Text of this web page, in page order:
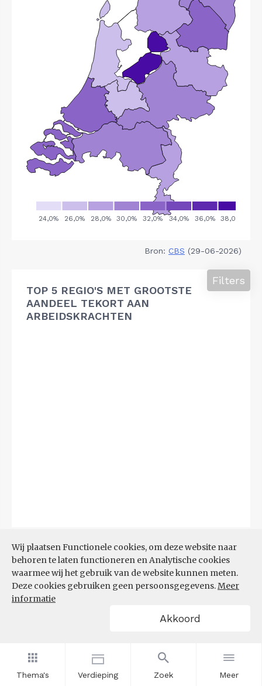
Thema's Verdieping Zoek Meer
Wij plaatsen Functionele cookies, om deze website naar
behoren te laten functioneren en Analytische cookies
waarmee wij het gebruik van de website kunnen meten.
Deze cookies gebruiken geen persoonsgegevens.Meer
informatie
Akkoord
Bron: CBS (29-06-2026)
TOP 5 REGIO'S MET GROOTSTE
AANDEEL TEKORT AAN
ARBEIDSKRACHTEN
Filters
TOP 10 REGIO'S MET KLEINSTE
AANDEEL TEKORT AAN
ARBEIDSKRACHTEN
Filters